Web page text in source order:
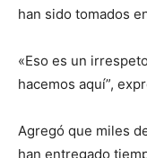
han sido tomados
«Eso es un
hacemos aquí”,
Agregó que miles
han entregado